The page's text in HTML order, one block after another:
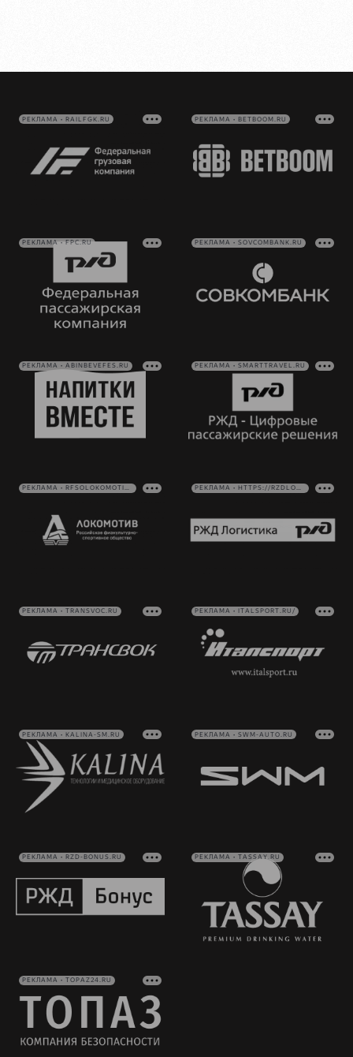
РЕКЛАМА • RAILFGK.RU РЕКЛАМА • BETBOOM.RU
РЕКЛАМА • FPC.RU РЕКЛАМА • SOVCOMBANK.RU
РЕКЛАМА • ABINBEVEFES.RU РЕКЛАМА • SMARTTRAVEL.RU
РЕКЛАМА • RFSOLOKOMOTIV.RU РЕКЛАМА • HTTPS://RZDLOG.RU/
РЕКЛАМА • TRANSVOC.RU РЕКЛАМА • ITALSPORT.RU/
РЕКЛАМА • KALINA-SM.RU РЕКЛАМА • SWM-AUTO.RU
РЕКЛАМА • RZD-BONUS.RU РЕКЛАМА • TASSAY.RU
РЕКЛАМА • TOPAZ24.RU